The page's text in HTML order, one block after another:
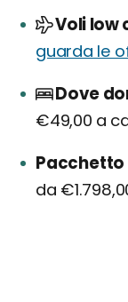
Voli low
guarda le
Dove
€49,00 a
Pacchetto
da